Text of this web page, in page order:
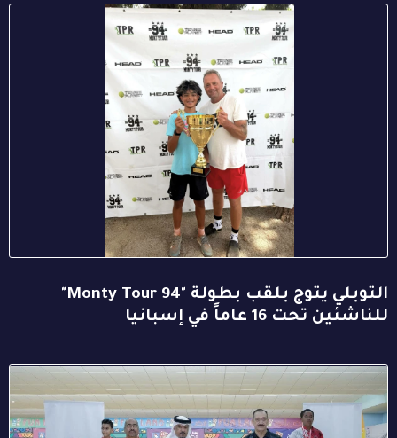
التوبلي يتوج بلقب بطولة "94 Monty Tour"
للناشئين تحت 16 عاماً في إسبانيا